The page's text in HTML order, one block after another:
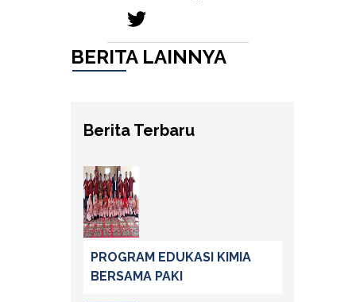
BERITA LAINNYA
Berita Terbaru
PROGRAM EDUKASI KIMIA
BERSAMA PAKI